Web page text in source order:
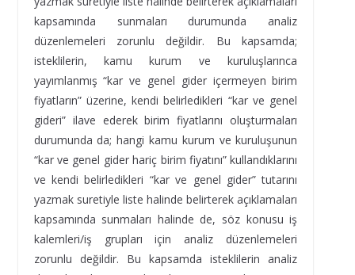
kapsamında sunmaları durumunda analiz
düzenlemeleri zorunlu değildir. Bu kapsamda;
isteklilerin, kamu kurum ve kuruluşlarınca
yayımlanmış “kar ve genel gider içermeyen birim
fiyatların” üzerine, kendi belirledikleri “kar ve genel
gideri” ilave ederek birim fiyatlarını oluşturmaları
durumunda da; hangi kamu kurum ve kuruluşunun
“kar ve genel gider hariç birim fiyatını” kullandıklarını
ve kendi belirledikleri “kar ve genel gider” tutarını
yazmak suretiyle liste halinde belirterek açıklamaları
kapsamında sunmaları halinde de, söz konusu iş
kalemleri/iş grupları için analiz düzenlemeleri
zorunlu değildir. Bu kapsamda isteklilerin analiz